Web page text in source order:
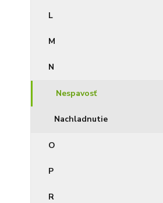
L
M
N
Nespavosť
Nachladnutie
O
P
R